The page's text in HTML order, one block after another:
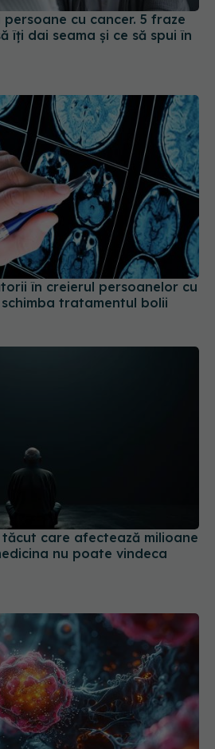
persoane cu cancer. 5 fraze
îți dai seama și ce să spui în
în creierul persoanelor cu
tratamentul bolii
nu poate vindeca